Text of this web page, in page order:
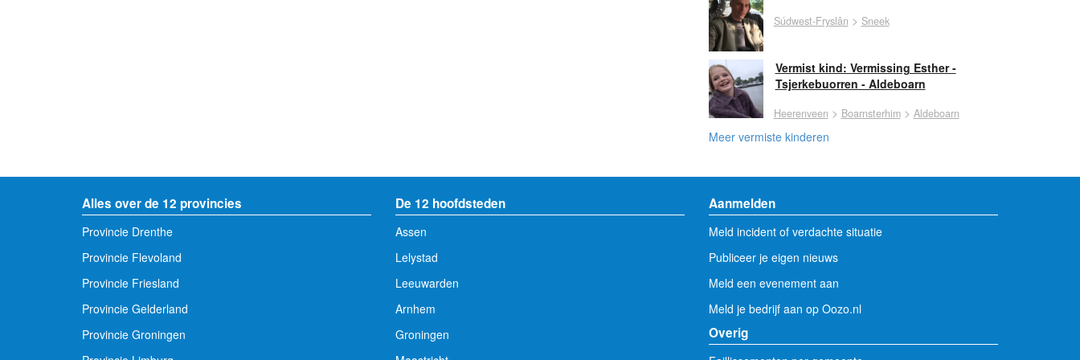
Súdwest-Fryslân > Sneek
Vermist kind: Vermissing Esther -
Tsjerkebuorren - Aldeboarn
Heerenveen > Boarnsterhim> Aldeboarn
Meer vermiste kinderen
Alles over de 12 provincies
Provincie Drenthe
Provincie Flevoland
Provincie Friesland
Provincie Gelderland
Provincie Groningen
De 12 hoofdsteden
Assen
Lelystad
Leeuwarden
Arnhem
Groningen
Aanmelden
Meld incident of verdachte situatie
Publiceer je eigen nieuws
Meld een evenement aan
Meld je bedrijf aan op Oozo.nl
Overig